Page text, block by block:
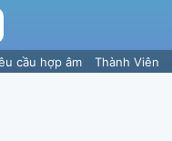
cầu hợp âm Thành Viên